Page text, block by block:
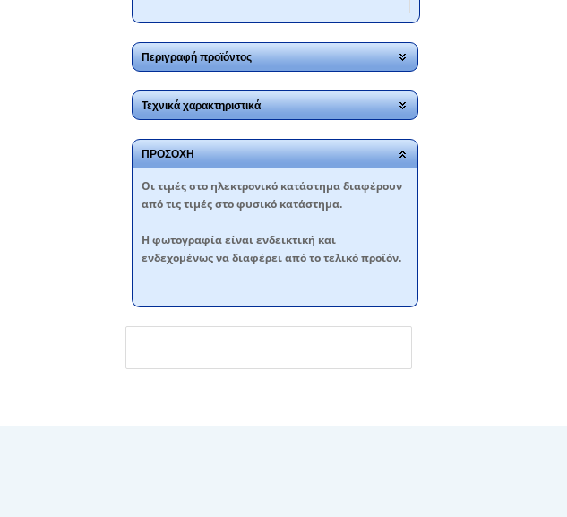
Περιγραφή προϊόντος
Τεχνικά χαρακτηριστικά
ΠΡΟΣΟΧΗ
Oι τιμές στο ηλεκτρονικό κατάστημα διαφέρουν
από τις τιμές στο φυσικό κατάστημα.
Η φωτογραφία είναι ενδεικτική και
ενδεχομένως να διαφέρει από το τελικό προϊόν.